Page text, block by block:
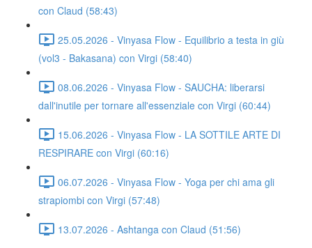
con Claud (58:43)
25.05.2026 - Vinyasa Flow - Equilibrio a testa in giù
(vol3 - Bakasana) con Virgi (58:40)
08.06.2026 - Vinyasa Flow - SAUCHA: liberarsi
dall'inutile per tornare all'essenziale con Virgi (60:44)
15.06.2026 - Vinyasa Flow - LA SOTTILE ARTE DI
RESPIRARE con Virgi (60:16)
06.07.2026 - Vinyasa Flow - Yoga per chi ama gli
strapiombi con Virgi (57:48)
13.07.2026 - Ashtanga con Claud (51:56)